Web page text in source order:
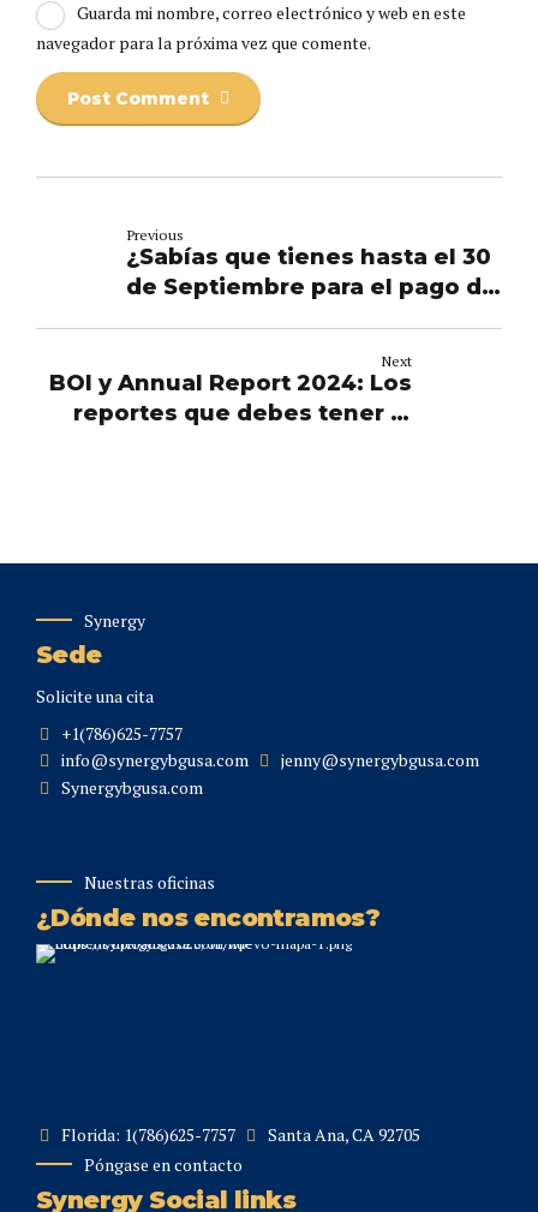
Guarda mi nombre, correo electrónico y web en este
navegador para la próxima vez que comente.
Post Comment
Previous
¿Sabías que tienes hasta el 30
de Septiembre para el pago de
Next
BOI y Annual Report 2024: Los
reportes que debes tener al
Synergy
Sede
Solicite una cita
+1(786)625-7757
info@synergybgusa.com
jenny@synergybgusa.com
Synergybgusa.com
Nuestras oficinas
¿Dónde nos encontramos?
Florida: 1(786)625-7757
Santa Ana, CA 92705
Póngase en contacto
Synergy Social links